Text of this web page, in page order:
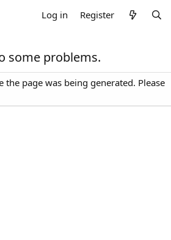
Log in Register
some problems.
page was being generated. Please